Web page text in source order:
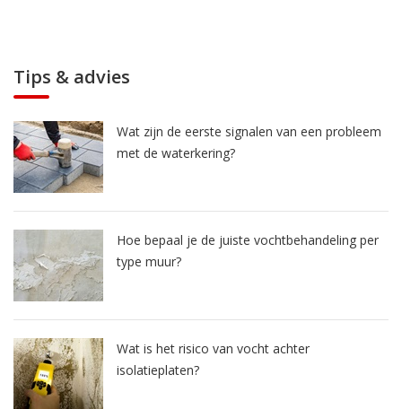
Tips & advies
Wat zijn de eerste signalen van een probleem
met de waterkering?
Hoe bepaal je de juiste vochtbehandeling per
type muur?
Wat is het risico van vocht achter
isolatieplaten?